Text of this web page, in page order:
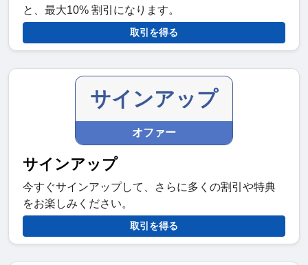
と、最大10% 割引になります。
取引を得る
サインアップ
オファー
サインアップ
今すぐサインアップして、さらに多くの割引や特典
をお楽しみください。
取引を得る